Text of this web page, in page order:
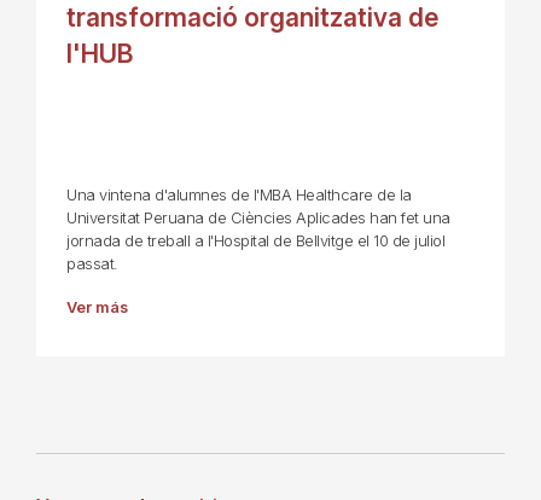
transformació organitzativa de
l'HUB
Una vintena d'alumnes de l'MBA Healthcare de la
Universitat Peruana de Ciències Aplicades han fet una
jornada de treball a l'Hospital de Bellvitge el 10 de juliol
passat.
Ver más